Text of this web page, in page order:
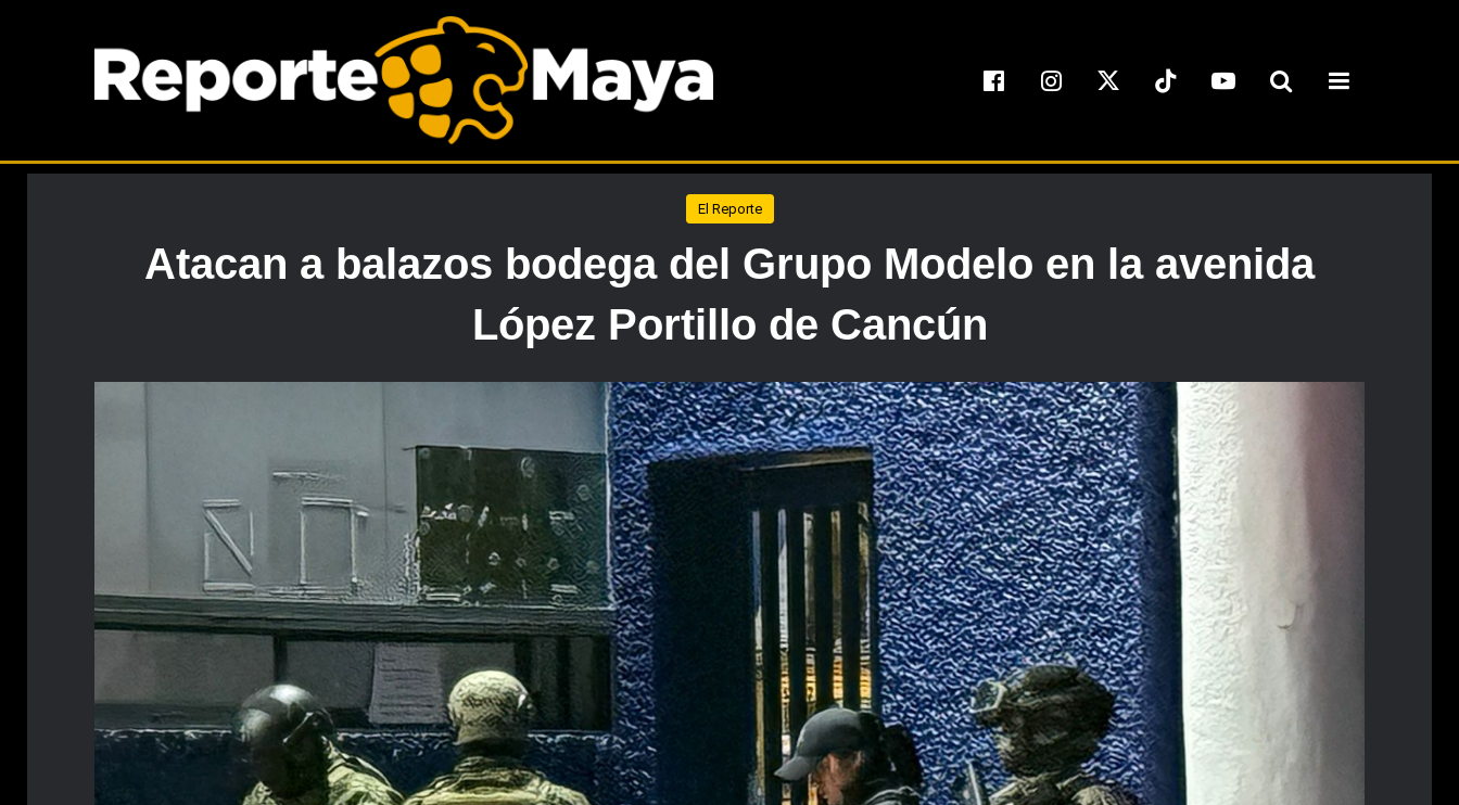
El Reporte
Atacan a balazos bodega del Grupo Modelo en la avenida
López Portillo de Cancún